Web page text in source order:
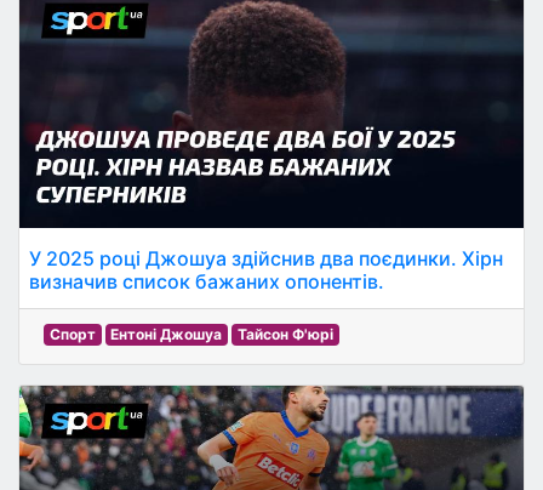
У 2025 році Джошуа здійснив два поєдинки. Хірн
визначив список бажаних опонентів.
Спорт Ентоні Джошуа Тайсон Ф'юрі